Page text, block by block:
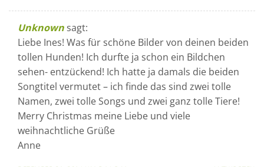
Unknown sagt:
Liebe Ines! Was für schöne Bilder von deinen beiden
tollen Hunden! Ich durfte ja schon ein Bildchen
sehen- entzückend! Ich hatte ja damals die beiden
Songtitel vermutet – ich finde das sind zwei tolle
Namen, zwei tolle Songs und zwei ganz tolle Tiere!
Merry Christmas meine Liebe und viele
weihnachtliche Grüße
Anne